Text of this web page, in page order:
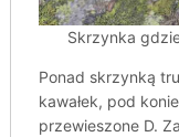
Skrzynka
Ponad skrzynką
kawałek, pod
przewieszone D.